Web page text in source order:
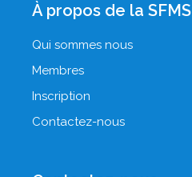
À propos de la SFMS
Qui sommes nous
Membres
Inscription
Contactez-nous